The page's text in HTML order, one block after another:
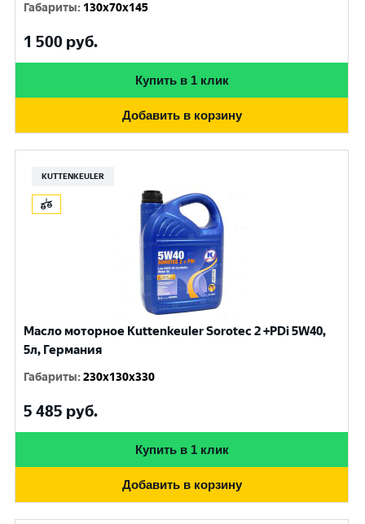
Габариты: 130x70x145
1 500 руб.
Купить в 1 клик
Добавить в корзину
KUTTENKEULER
Масло моторное Kuttenkeuler Sorotec 2 +PDi 5W40,
5л, Германия
Габариты:230x130x330
5 485 руб.
Купить в 1 клик
Добавить в корзину